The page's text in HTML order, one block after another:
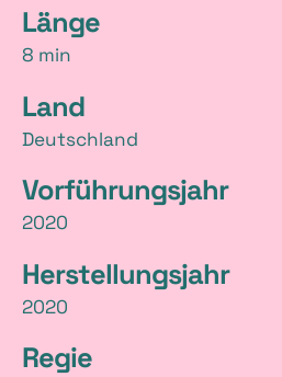
D
e
t
a
i
l
s
Länge
8 min
Land
Deutschland
Vorführungsjahr
2020
Herstellungsjahr
2020
Regie